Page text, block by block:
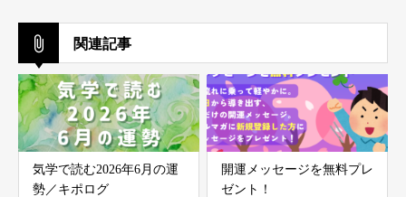
関連記事
気学で読む2026年6月の運
勢／キポログ
開運メッセージを無料プレ
ゼント！